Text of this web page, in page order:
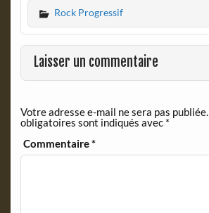
e
b
o
o
k
n
t
F
r
e
d
l
y
Rock Progressif
Laisser un commentaire
Votre adresse e-mail ne sera pas publiée.
obligatoires sont indiqués avec *
Commentaire*